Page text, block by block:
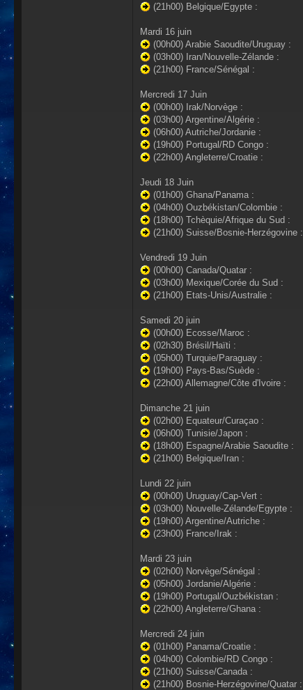
(21h00) Belgique/Egypte :
Mardi 16 juin
(00h00) Arabie Saoudite/Uruguay :
(03h00) Iran/Nouvelle-Zélande :
(21h00) France/Sénégal :
Mercredi 17 Juin
(00h00) Irak/Norvège :
(03h00) Argentine/Algérie :
(06h00) Autriche/Jordanie :
(19h00) Portugal/RD Congo :
(22h00) Angleterre/Croatie :
Jeudi 18 Juin
(01h00) Ghana/Panama :
(04h00) Ouzbékistan/Colombie :
(18h00) Tchèquie/Afrique du Sud :
(21h00) Suisse/Bosnie-Herzégovine :
Vendredi 19 Juin
(00h00) Canada/Quatar :
(03h00) Mexique/Corée du Sud :
(21h00) Etats-Unis/Australie :
Samedi 20 juin
(00h00) Ecosse/Maroc :
(02h30) Brésil/Haïti :
(05h00) Turquie/Paraguay :
(19h00) Pays-Bas/Suède :
(22h00) Allemagne/Côte d'Ivoire :
Dimanche 21 juin
(02h00) Equateur/Curaçao :
(06h00) Tunisie/Japon :
(18h00) Espagne/Arabie Saoudite :
(21h00) Belgique/Iran :
Lundi 22 juin
(00h00) Uruguay/Cap-Vert :
(03h00) Nouvelle-Zélande/Egypte :
(19h00) Argentine/Autriche :
(23h00) France/Irak :
Mardi 23 juin
(02h00) Norvège/Sénégal :
(05h00) Jordanie/Algérie :
(19h00) Portugal/Ouzbékistan :
(22h00) Angleterre/Ghana :
Mercredi 24 juin
(01h00) Panama/Croatie :
(04h00) Colombie/RD Congo :
(21h00) Suisse/Canada :
(21h00) Bosnie-Herzégovine/Quatar :